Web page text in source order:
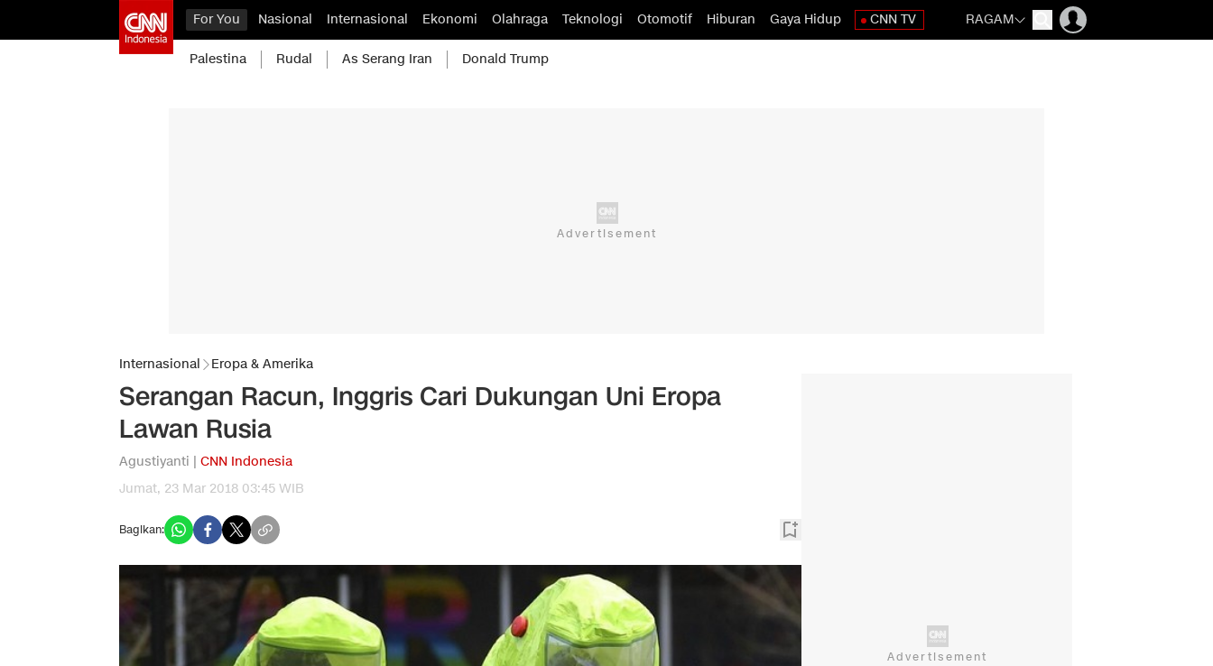
For You Nasional Internasional Ekonomi Olahraga Teknologi Otomotif Hiburan Gaya Hidup CNN TV RAGAM
Palestina Rudal As Serang Iran Donald Trump
Internasional Eropa & Amerika
Serangan Racun, Inggris Cari Dukungan Uni Eropa
Lawan Rusia
Agustiyanti | CNN Indonesia
Jumat, 23 Mar 2018 03:45 WIB
Bagikan: